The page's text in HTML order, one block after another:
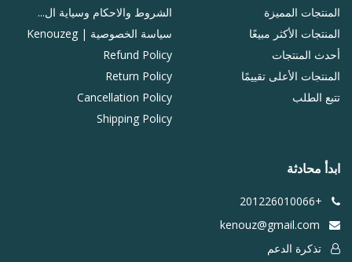
المنتجات المميزة
المنتجات الأكثر مبيعًا
أحدث المنتجات
المنتجات الأعلى تقييمًا
تتبع الطلب
الشروط والاحكام وسياية ال...
سياسة الخصوصية | Kenouzeg
Refund Policy
Return Policy
Cancellation Policy
Shipping Policy
ابدأ محادثة
+201226010066
تذكرة الدعم